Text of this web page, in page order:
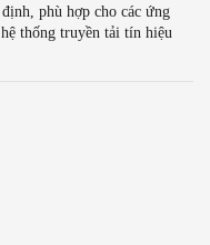
phù hợp cho các ứng
thống truyền tải tín hiệu